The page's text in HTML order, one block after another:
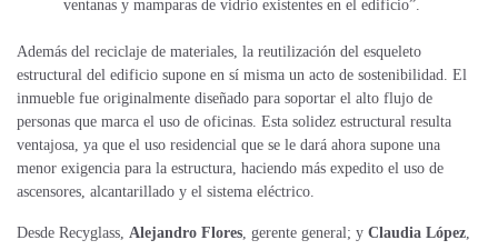
ventanas y mamparas de vidrio existentes en el edificio”.
Además del reciclaje de materiales, la reutilización del esqueleto
estructural del edificio supone en sí misma un acto de sostenibilidad. El
inmueble fue originalmente diseñado para soportar el alto flujo de
personas que marca el uso de oficinas. Esta solidez estructural resulta
ventajosa, ya que el uso residencial que se le dará ahora supone una
menor exigencia para la estructura, haciendo más expedito el uso de
ascensores, alcantarillado y el sistema eléctrico.
Desde Recyglass, Alejandro Flores , gerente general; y Claudia López